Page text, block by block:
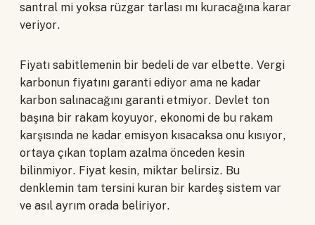
santral mi yoksa rüzgar tarlası mı kuracağına karar
veriyor.
Fiyatı sabitlemenin bir bedeli de var elbette. Vergi
karbonun fiyatını garanti ediyor ama ne kadar
karbon salınacağını garanti etmiyor. Devlet ton
başına bir rakam koyuyor, ekonomi de bu rakam
karşısında ne kadar emisyon kısacaksa onu kısıyor,
ortaya çıkan toplam azalma önceden kesin
bilinmiyor. Fiyat kesin, miktar belirsiz. Bu
denklemin tam tersini kuran bir kardeş sistem var
ve asıl ayrım orada beliriyor.